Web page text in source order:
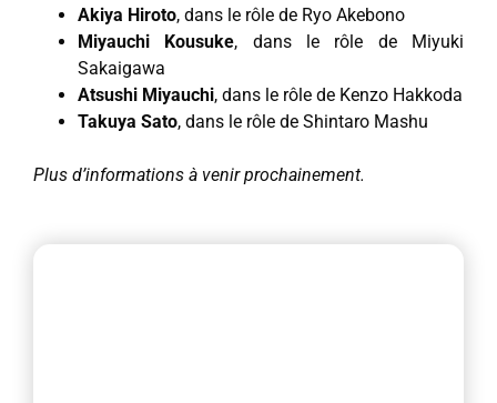
Akiya Hiroto, dans le rôle de Ryo Akebono
Miyauchi Kousuke, dans le rôle de Miyuki
Sakaigawa
Atsushi Miyauchi, dans le rôle de Kenzo Hakkoda
Takuya Sato, dans le rôle de Shintaro Mashu
Plus d’informations à venir prochainement.